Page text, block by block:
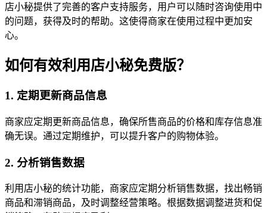
店小秘提供了完善的客户支持服务，用户可以随时咨询使用中
的问题，获得及时的帮助。这使得商家在使用过程中更加安
心。
如何有效利用店小秘免费版？
1. 定期更新商品信息
商家应定期更新商品信息，确保所售商品的价格和库存信息准
确无误。通过定期维护，可以提升客户的购物体验。
2. 分析销售数据
利用店小秘的统计功能，商家应定期分析销售数据，找出畅销
商品和滞销商品，及时调整经营策略。根据数据调整进货和促